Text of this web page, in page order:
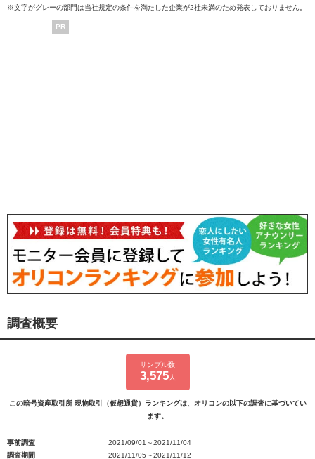
※文字がグレーの部門は当社規定の条件を満たした企業が2社未満のため発表しておりません。
PR
調査概要
サンプル数
3,575人
この暗号資産取引所 現物取引（仮想通貨）ランキングは、オリコンの以下の調査に基づいてい
ます。
事前調査
2021/09/01～2021/11/04
調査期間
2021/11/05～2021/11/12